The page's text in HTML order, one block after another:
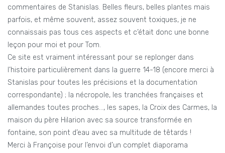
commentaires de Stanislas. Belles fleurs, belles plantes mais
parfois, et même souvent, assez souvent toxiques, je ne
connaissais pas tous ces aspects et c’était donc une bonne
leçon pour moi et pour Tom.
Ce site est vraiment intéressant pour se replonger dans
l’histoire particulièrement dans la guerre 14-18 (encore merci à
Stanislas pour toutes les précisions et la documentation
correspondante) ; la nécropole, les tranchées françaises et
allemandes toutes proches…, les sapes, la Croix des Carmes, la
maison du père Hilarion avec sa source transformée en
fontaine, son point d’eau avec sa multitude de têtards !
Merci à Françoise pour l’envoi d’un complet diaporama